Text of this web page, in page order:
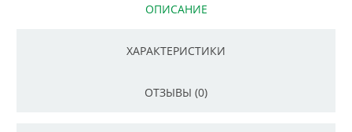
ОПИСАНИЕ
ХАРАКТЕРИСТИКИ
ОТЗЫВЫ (0)